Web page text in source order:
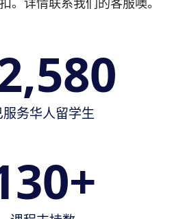
服务华人留学生
+